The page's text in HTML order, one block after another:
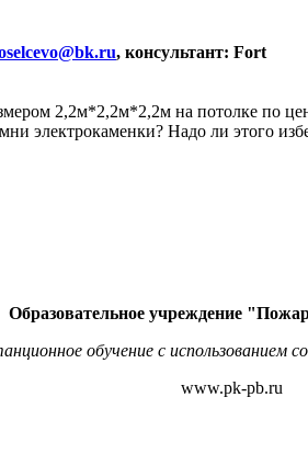
, консультант: Fort
2,2м*2,2м*2,2м на потолке по
электрокаменки? Надо ли этого
Образовательное учреждение
обучение с использованием
www.pk-pb.ru